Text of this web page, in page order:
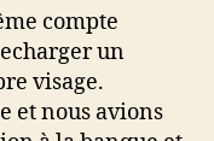
compte
un
visage.
et nous avions